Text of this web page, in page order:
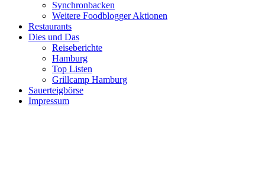
Synchronbacken
Weitere Foodblogger Aktionen
Restaurants
Dies und Das
Reiseberichte
Hamburg
Top Listen
Grillcamp Hamburg
Sauerteigbörse
Impressum